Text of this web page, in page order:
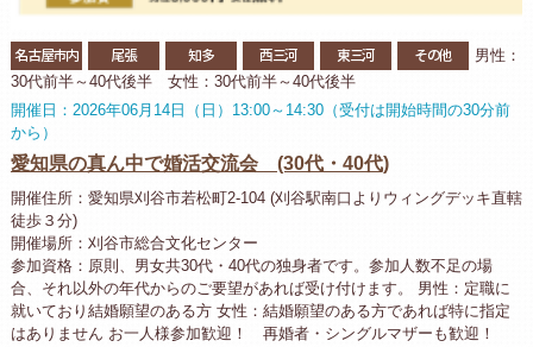
名古屋市内 尾張 知多 西三河 東三河 その他
男性：
30代前半～40代後半 女性：30代前半～40代後半
開催日：2026年06月14日（日）13:00～14:30（受付は開始時間の30分前
から）
愛知県の真ん中で婚活交流会 (30代・40代)
開催住所：愛知県刈谷市若松町2-104 (刈谷駅南口よりウィングデッキ直轄
徒歩３分)
開催場所：刈谷市総合文化センター
参加資格：原則、男女共30代・40代の独身者です。参加人数不足の場
合、それ以外の年代からのご要望があれば受け付けます。 男性：定職に
就いており結婚願望のある方 女性：結婚願望のある方であれば特に指定
はありません お一人様参加歓迎！ 再婚者・シングルマザーも歓迎！